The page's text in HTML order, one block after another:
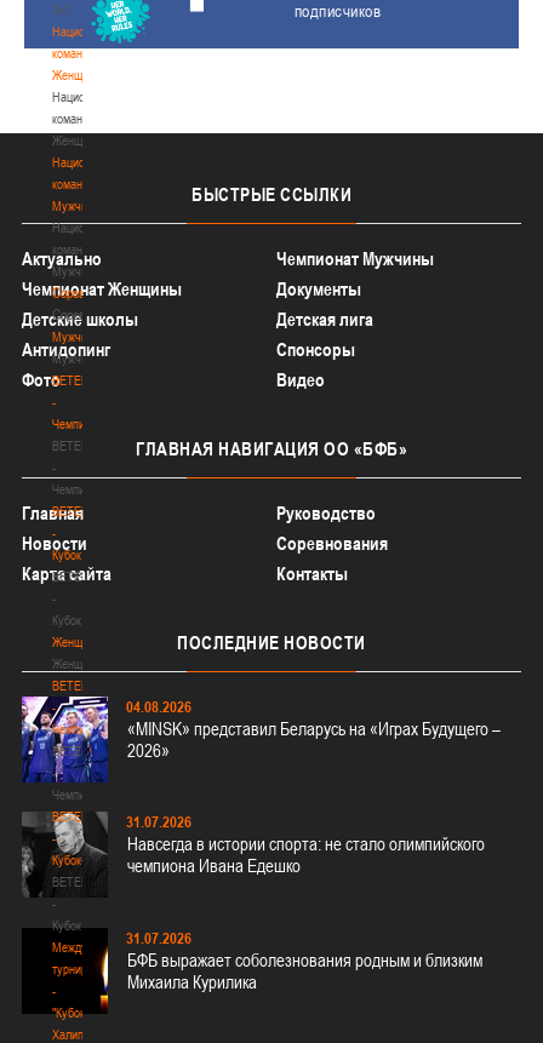
3х3
Национальная
команда.
Женщины
Национальная
команда.
Женщины
Национальная
команда.
Мужчины
Национальная
команда.
Мужчины
Соревнования
Соревнования
Мужчины
Мужчины
BETERA
-
Чемпионат
BETERA
-
Чемпионат
BETERA
-
Кубок
BETERA
-
Кубок
Женщины
Женщины
BETERA
-
Чемпионат
BETERA
-
Чемпионат
BETERA
-
Кубок
BETERA
-
Кубок
Международный
турнир
-
"Кубок
Халипского"
подписчиков
БЫСТРЫЕ ССЫЛКИ
Актуально
Чемпионат Мужчины
Чемпионат Женщины
Документы
Детские школы
Детская лига
Антидопинг
Спонсоры
Фото
Видео
ГЛАВНАЯ НАВИГАЦИЯ ОО «БФБ»
Главная
Руководство
Новости
Соревнования
Карта сайта
Контакты
ПОСЛЕДНИЕ НОВОСТИ
04.08.2026
«MINSK» представил Беларусь на «Играх Будущего –
2026»
31.07.2026
Навсегда в истории спорта: не стало олимпийского
чемпиона Ивана Едешко
31.07.2026
БФБ выражает соболезнования родным и близким
Михаила Курилика